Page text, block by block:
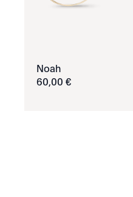
Noah
60,00 €